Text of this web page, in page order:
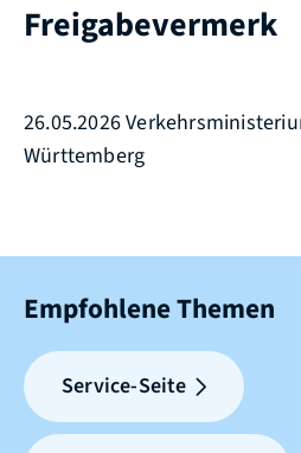
Freigabevermerk
26.05.2026
Württemberg
Empfohlene Themen
Service-Seite